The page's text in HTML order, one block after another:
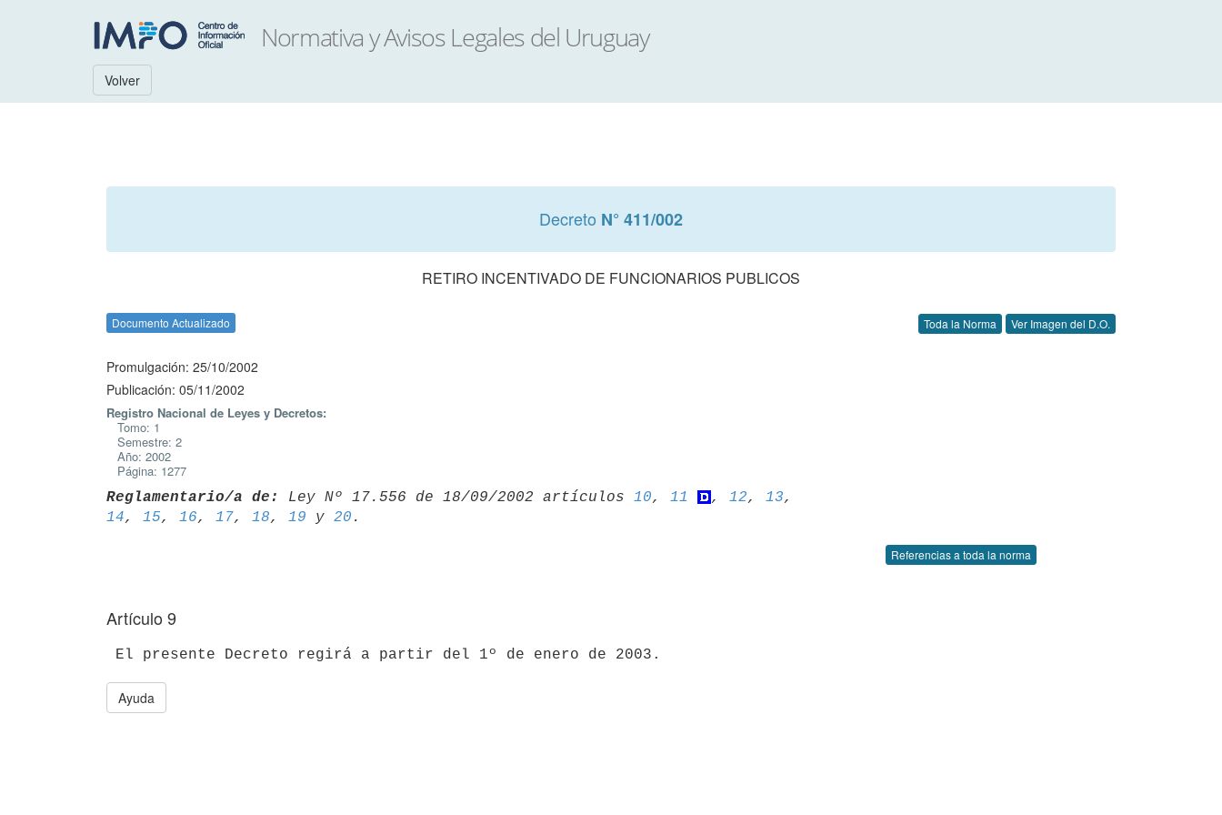
Volver
Decreto N° 411/002
RETIRO INCENTIVADO DE FUNCIONARIOS PUBLICOS
Documento Actualizado Toda la Norma Ver Imagen del D.O.
Promulgación: 25/10/2002
Publicación: 05/11/2002
Registro Nacional de Leyes y Decretos:
Tomo: 1
Semestre: 2
Año: 2002
Página: 1277
Reglamentario/a de: Ley Nº 17.556 de 18/09/2002 artículos 10, 11 , 12, 13
14, 15, 16, 17, 18, 19 y 20
Referencias a toda la norma
Artículo 9
Ayuda